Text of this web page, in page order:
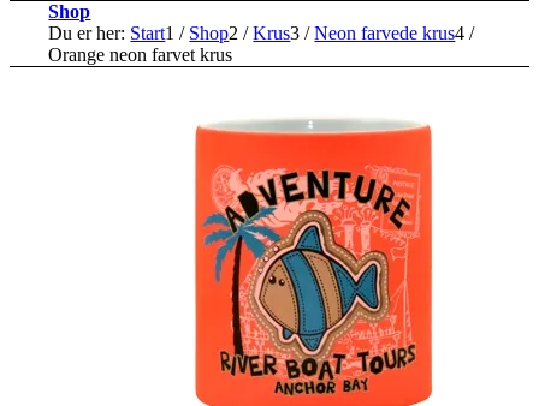
Shop
Du er her: Start1 / Shop2 / Krus3 / Neon farvede krus4 /
Orange neon farvet krus